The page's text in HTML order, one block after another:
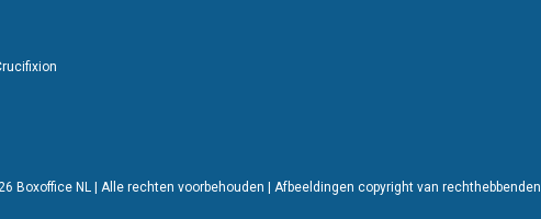
Boxoffice NL | Alle rechten voorbehouden | Afbeeldingen copyright van rechthebbenden